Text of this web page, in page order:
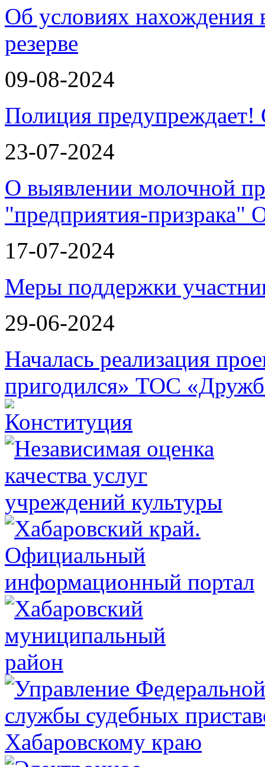
Об условиях
резерве
09-08-2024
Полиция
23-07-2024
О выявлении молочной
"предприятия-
17-07-2024
Меры поддержки
29-06-2024
Началась реализация
пригодился» ТОС